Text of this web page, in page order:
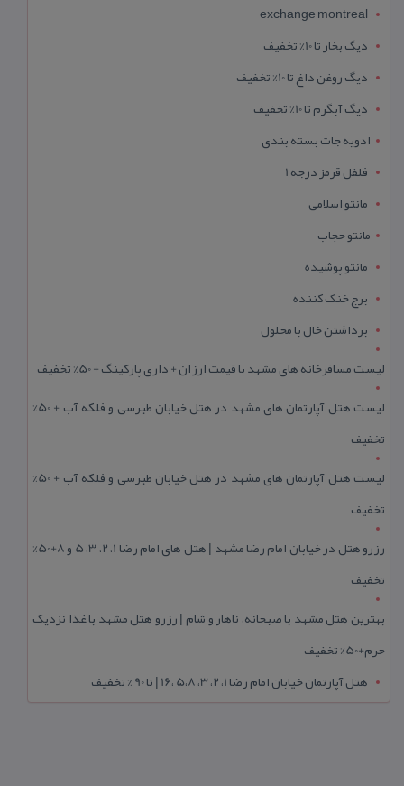
exchange montreal
دیگ بخار تا 10% تخفیف
دیگ روغن داغ تا 10% تخفیف
دیگ آبگرم تا 10% تخفیف
ادویه جات بسته بندی
فلفل قرمز درجه 1
مانتو اسلامی
مانتو حجاب
مانتو پوشیده
برج خنک کننده
برداشتن خال با محلول
لیست مسافرخانه های مشهد با قیمت ارزان + داری پارکینگ + 50% تخفیف
لیست هتل آپارتمان های مشهد در هتل خیابان طبرسی و فلکه آب + 50%
تخفیف
لیست هتل آپارتمان های مشهد در هتل خیابان طبرسی و فلکه آب + 50%
تخفیف
رزرو هتل در خیابان امام رضا مشهد | هتل‌ های امام رضا 1، 2، 3، 5 و 8+50%
تخفیف
بهترین هتل مشهد با صبحانه، ناهار و شام | رزرو هتل مشهد با غذا نزدیک
حرم+50% تخفیف
هتل آپارتمان خیابان امام رضا 1، 2، 3، 5،8 ،16 | تا 90 % تخفیف